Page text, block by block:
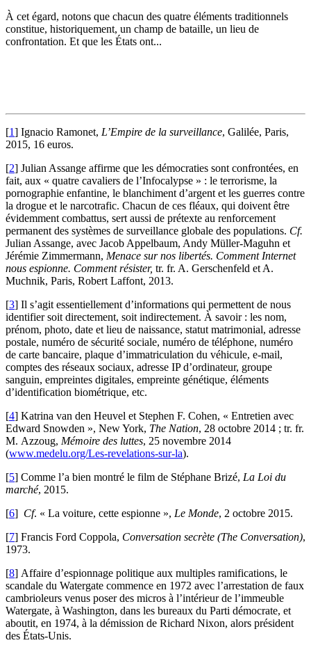
À cet égard, notons que chacun des quatre éléments traditionnels
constitue, historiquement, un champ de bataille, un lieu de
confrontation. Et que les États ont...
[1] Ignacio Ramonet, L’Empire de la surveillance, Galilée, Paris,
2015, 16 euros.
[2] Julian Assange affirme que les démocraties sont confrontées, en
fait, aux « quatre cavaliers de l’Infocalypse » : le terrorisme, la
pornographie enfantine, le blanchiment d’argent et les guerres contre
la drogue et le narcotrafic. Chacun de ces fléaux, qui doivent être
évidemment combattus, sert aussi de prétexte au renforcement
permanent des systèmes de surveillance globale des populations. Cf.
Julian Assange, avec Jacob Appelbaum, Andy Müller-Maguhn et
Jérémie Zimmermann, Menace sur nos libertés. Comment Internet
nous espionne. Comment résister, tr. fr. A. Gerschenfeld et A.
Muchnik, Paris, Robert Laffont, 2013.
[3] Il s’agit essentiellement d’informations qui permettent de nous
identifier soit directement, soit indirectement. À savoir : les nom,
prénom, photo, date et lieu de naissance, statut matrimonial, adresse
postale, numéro de sécurité sociale, numéro de téléphone, numéro
de carte bancaire, plaque d’immatriculation du véhicule, e-mail,
comptes des réseaux sociaux, adresse IP d’ordinateur, groupe
sanguin, empreintes digitales, empreinte génétique, éléments
d’identification biométrique, etc.
[4] Katrina van den Heuvel et Stephen F. Cohen, « Entretien avec
Edward Snowden », New York, The Nation, 28 octobre 2014 ; tr. fr.
M. Azzoug, Mémoire des luttes, 25 novembre 2014
(www.medelu.org/Les-revelations-sur-la).
[5] Comme l’a bien montré le film de Stéphane Brizé, La Loi du
marché, 2015.
[6] Cf. « La voiture, cette espionne », Le Monde, 2 octobre 2015.
[7] Francis Ford Coppola, Conversation secrète (The Conversation),
1973.
[8] Affaire d’espionnage politique aux multiples ramifications, le
scandale du Watergate commence en 1972 avec l’arrestation de faux
cambrioleurs venus poser des micros à l’intérieur de l’immeuble
Watergate, à Washington, dans les bureaux du Parti démocrate, et
aboutit, en 1974, à la démission de Richard Nixon, alors président
des États-Unis.